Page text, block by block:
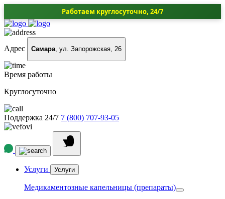
Работаем круглосуточно, 24/7
Адрес Самара, ул. Запорожская, 26
Время работы
Круглосуточно
Поддержка 24/7 7 (800) 707-93-05
Услуги Услуги
Медикаментозные капельницы (препараты)